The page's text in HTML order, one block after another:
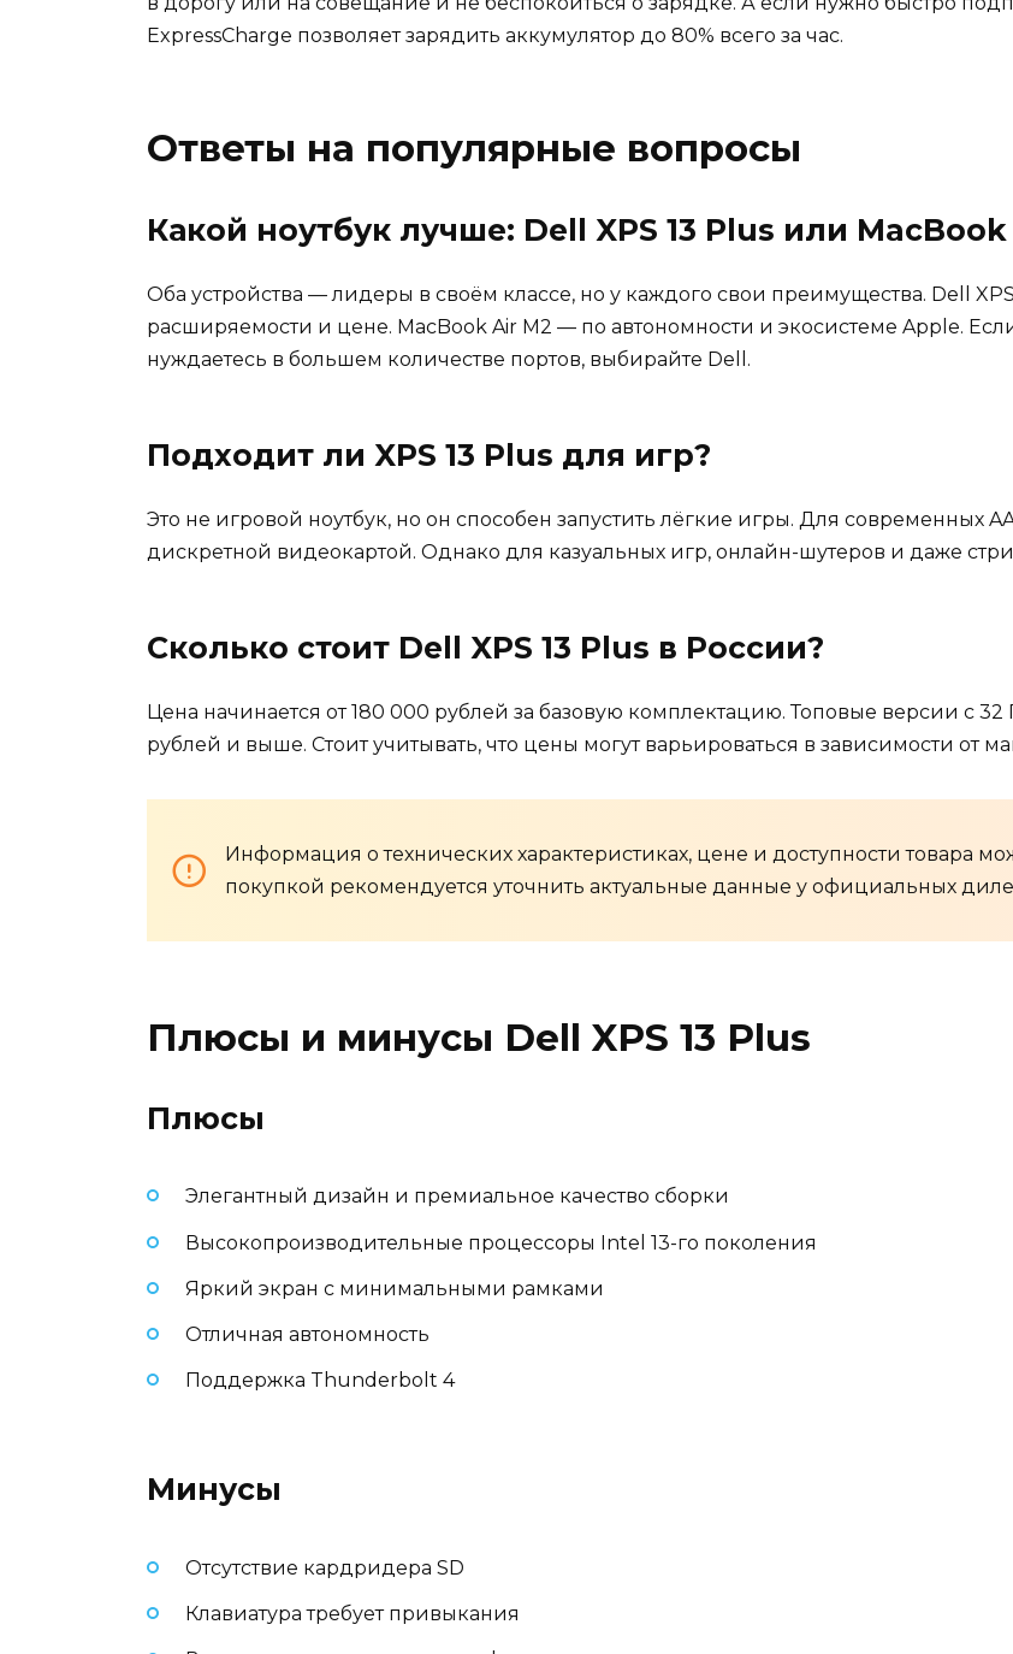
ExpressCharge позволяет зарядить аккумулятор до 80% всего за час.
Ответы на популярные вопросы
Какой ноутбук лучше: Dell XPS 13 Plus или MacBook
Оба устройства — лидеры в своём классе, но у каждого свои преимущества. Dell
расширяемости и цене. MacBook Air M2 — по автономности и экосистеме Apple.
нуждаетесь в большем количестве портов, выбирайте Dell.
Подходит ли XPS 13 Plus для игр?
Это не игровой ноутбук, но он способен запустить лёгкие игры. Для современных
дискретной видеокартой. Однако для казуальных игр, онлайн-шутеров и даже
Сколько стоит Dell XPS 13 Plus в России?
Цена начинается от 180 000 рублей за базовую комплектацию. Топовые версии с
рублей и выше. Стоит учитывать, что цены могут варьироваться в зависимости от
Информация о технических характеристиках, цене и доступности товара
покупкой рекомендуется уточнить актуальные данные у официальных
Плюсы и минусы Dell XPS 13 Plus
Плюсы
Элегантный дизайн и премиальное качество сборки
Высокопроизводительные процессоры Intel 13-го поколения
Яркий экран с минимальными рамками
Отличная автономность
Поддержка Thunderbolt 4
Минусы
Отсутствие кардридера SD
Клавиатура требует привыкания